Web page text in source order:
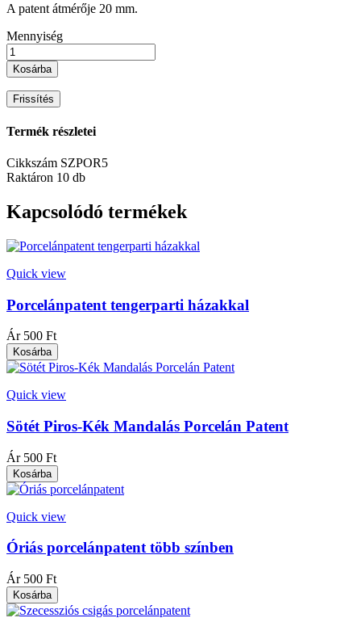
A patent átmérője 20 mm.
Mennyiség
Kosárba
Termék részletei
Cikkszám SZPOR5
Raktáron 10 db
Kapcsolódó termékek
Quick view
Porcelánpatent tengerparti házakkal
Ár 500 Ft
Kosárba
Quick view
Sötét Piros-Kék Mandalás Porcelán Patent
Ár 500 Ft
Kosárba
Quick view
Óriás porcelánpatent több színben
Ár 500 Ft
Kosárba